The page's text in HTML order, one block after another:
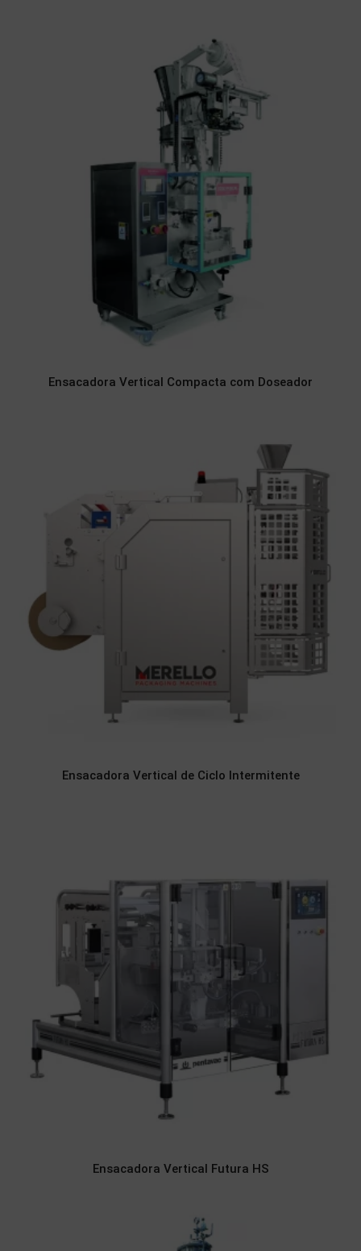
Ensacadora Vertical Compacta com Doseador
Ensacadora Vertical de Ciclo Intermitente
Ensacadora Vertical Futura HS